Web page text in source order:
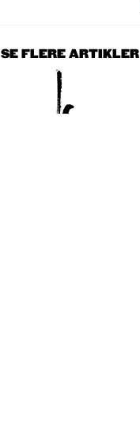
SE FLERE ARTIKLER